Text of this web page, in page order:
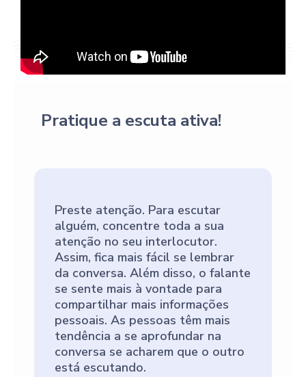
Pratique a escuta ativa!
Preste atenção. Para escutar
alguém, concentre toda a sua
atenção no seu interlocutor.
Assim, fica mais fácil se lembrar
da conversa. Além disso, o falante
se sente mais à vontade para
compartilhar mais informações
pessoais. As pessoas têm mais
tendência a se aprofundar na
conversa se acharem que o outro
está escutando.